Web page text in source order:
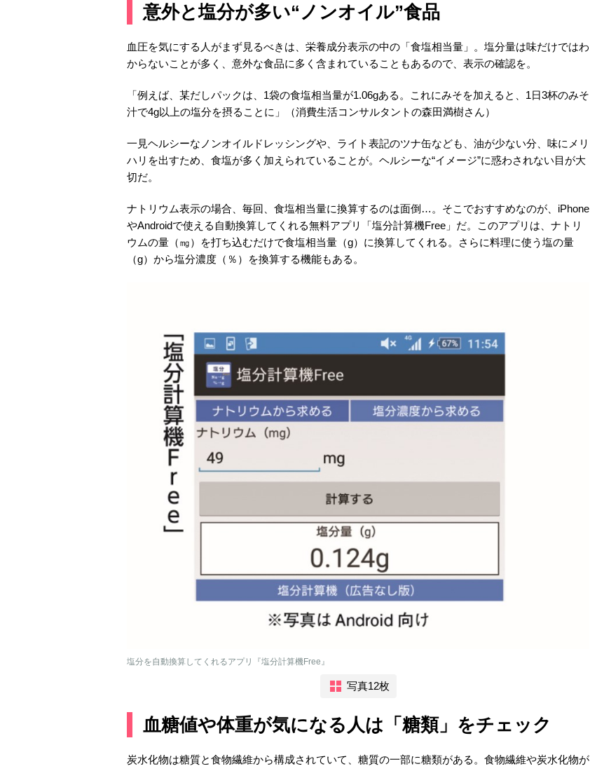
意外と塩分が多い“ノンオイル”食品
血圧を気にする人がまず見るべきは、栄養成分表示の中の「食塩相当量」。塩分量は味だけではわ
からないことが多く、意外な食品に多く含まれていることもあるので、表示の確認を。
「例えば、某だしパックは、1袋の食塩相当量が1.06gある。これにみそを加えると、1日3杯のみそ
汁で4g以上の塩分を摂ることに」（消費生活コンサルタントの森田満樹さん）
一見ヘルシーなノンオイルドレッシングや、ライト表記のツナ缶なども、油が少ない分、味にメリ
ハリを出すため、食塩が多く加えられていることが。ヘルシーな“イメージ”に惑わされない目が大
切だ。
ナトリウム表示の場合、毎回、食塩相当量に換算するのは面倒…。そこでおすすめなのが、iPhone
やAndroidで使える自動換算してくれる無料アプリ「塩分計算機Free」だ。このアプリは、ナトリ
ウムの量（㎎）を打ち込むだけで食塩相当量（g）に換算してくれる。さらに料理に使う塩の量
（g）から塩分濃度（％）を換算する機能もある。
塩分を自動換算してくれるアプリ『塩分計算機Free』
写真12枚
血糖値や体重が気になる人は「糖類」をチェック
炭水化物は糖質と食物繊維から構成されていて、糖質の一部に糖類がある。食物繊維や炭水化物が